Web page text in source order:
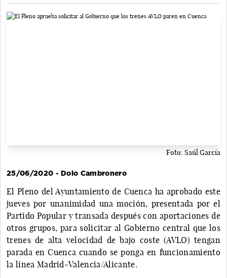
Foto: Saúl García
25/06/2020 - Dolo Cambronero
El Pleno del Ayuntamiento de Cuenca ha aprobado este
jueves por unanimidad una moción, presentada por el
Partido Popular y transada después con aportaciones de
otros grupos, para solicitar al Gobierno central que los
trenes de alta velocidad de bajo coste (AVLO) tengan
parada en Cuenca cuando se ponga en funcionamiento
la línea Madrid-Valencia/Alicante.